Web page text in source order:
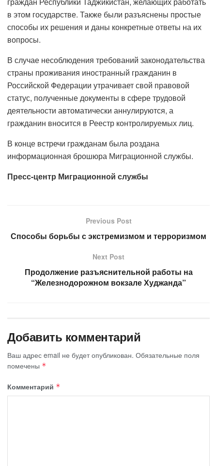
в этом государстве. Также были разъяснены простые
способы их решения и даны конкретные ответы на их
вопросы.
В случае несоблюдения требований законодательства
страны проживания иностранный гражданин в
Российской Федерации утрачивает свой правовой
статус, полученные документы в сфере трудовой
деятельности автоматически аннулируются, а
гражданин вносится в Реестр контролируемых лиц.
В конце встречи гражданам была роздана
информационная брошюра Миграционной службы.
Пресс-центр Миграционной службы
Previous Post
Способы борьбы с экстремизмом и терроризмом
Next Post
Продолжение разъяснительной работы на
“Железнодорожном вокзале Худжанда”
Добавить комментарий
Ваш адрес email не будет опубликован. Обязательные поля
помечены *
Комментарий *